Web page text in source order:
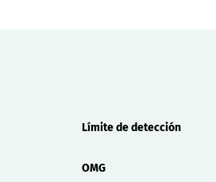
Límite de detección
OMG